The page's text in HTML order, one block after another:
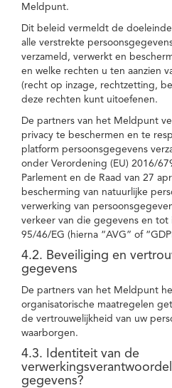
Meldpunt.
Dit beleid vermeldt de
alle verstrekte
verzameld, verwerkt en
en welke rechten u ten aanzien
(recht op inzage, rechtzetting,
deze rechten kunt uitoefenen.
De partners van het Meldpunt
privacy te beschermen en te
platform persoonsgegevens
onder Verordening (EU) 2016/
Parlement en de Raad van 27
bescherming van natuurlijke
verwerking van
verkeer van die gegevens en tot
95/46/EG (hierna “AVG” of
4.2. Beveiliging en
gegevens
De partners van het Meldpunt
organisatorische maatregelen
de vertrouwelijkheid van uw
waarborgen.
4.3. Identiteit van de
gegevens?